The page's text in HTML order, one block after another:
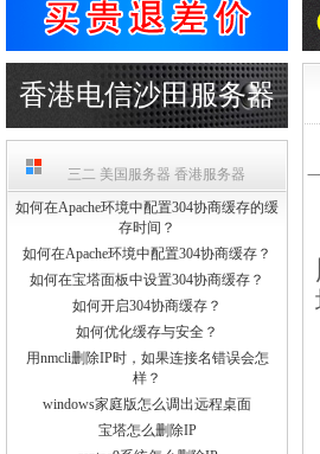
香港电信沙田服务器
三二 美国服务器 香港服务器
如何在Apache环境中配置304协商缓存的缓
存时间？
如何在Apache环境中配置304协商缓存？
如何在宝塔面板中设置304协商缓存？
如何开启304协商缓存？
如何优化缓存与安全？
用nmcli删除IP时，如果连接名错误会怎
样？
windows家庭版怎么调出远程桌面
宝塔怎么删除IP